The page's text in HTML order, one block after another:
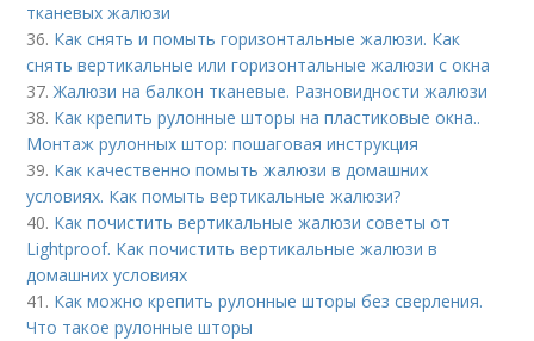
тканевых жалюзи
36. Как снять и помыть горизонтальные жалюзи. Как
снять вертикальные или горизонтальные жалюзи с окна
37.Жалюзи на балкон тканевые. Разновидности жалюзи
38. Как крепить рулонные шторы на пластиковые окна..
Монтаж рулонных штор: пошаговая инструкция
39. Как качественно помыть жалюзи в домашних
условиях. Как помыть вертикальные жалюзи?
40. Как почистить вертикальные жалюзи советы от
Lightproof. Как почистить вертикальные жалюзи в
домашних условиях
41. Как можно крепить рулонные шторы без сверления.
Что такое рулонные шторы